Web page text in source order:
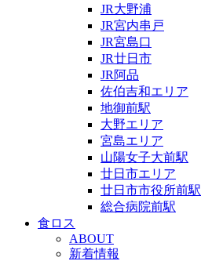
JR大野浦
JR宮内串戸
JR宮島口
JR廿日市
JR阿品
佐伯吉和エリア
地御前駅
大野エリア
宮島エリア
山陽女子大前駅
廿日市エリア
廿日市市役所前駅
総合病院前駅
食ロス
ABOUT
新着情報